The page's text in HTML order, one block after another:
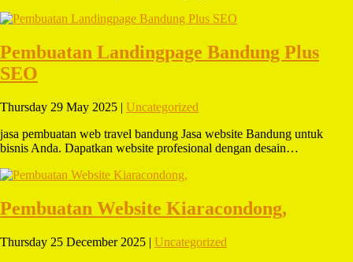
Pembuatan Landingpage Bandung Plus
SEO
Thursday 29 May 2025 | Uncategorized
jasa pembuatan web travel bandung Jasa website Bandung untuk
bisnis Anda. Dapatkan website profesional dengan desain…
Pembuatan Website Kiaracondong,
Thursday 25 December 2025 | Uncategorized